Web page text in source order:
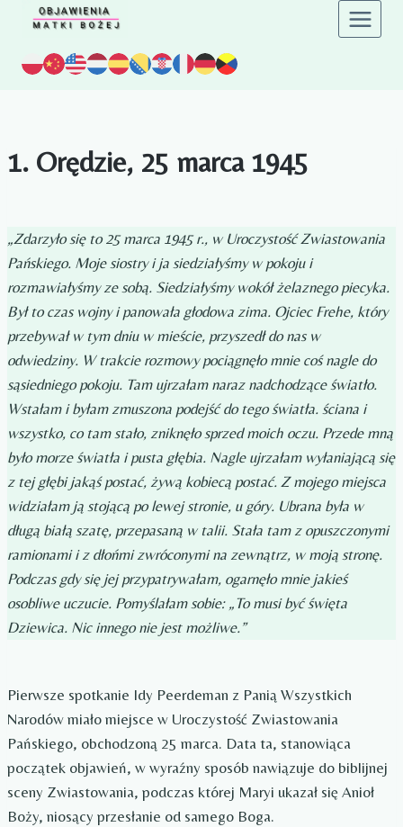
Przejdź
treści
1. Orędzie, 25 marca 1945
„Zdarzyło się to 25 marca 1945 r., w Uroczystość Zwiastowania
Pańskiego. Moje siostry i ja siedziałyśmy w pokoju i
rozmawiałyśmy ze sobą. Siedziałyśmy wokół żelaznego piecyka.
Był to czas wojny i panowała głodowa zima. Ojciec Frehe, który
przebywał w tym dniu w mieście, przyszedł do nas w
odwiedziny. W trakcie rozmowy pociągnęło mnie coś nagle do
sąsiedniego pokoju. Tam ujrzałam naraz nadchodzące światło.
Wstałam i byłam zmuszona podejść do tego światła. ściana i
wszystko, co tam stało, zniknęło sprzed moich oczu. Przede mną
było morze światła i pusta głębia. Nagle ujrzałam wyłaniającą się
z tej głębi jakąś postać, żywą kobiecą postać. Z mojego miejsca
widziałam ją stojącą po lewej stronie, u góry. Ubrana była w
długą białą szatę, przepasaną w talii. Stała tam z opuszczonymi
ramionami i z dłońmi zwróconymi na zewnątrz, w moją stronę.
Podczas gdy się jej przypatrywałam, ogarnęło mnie jakieś
osobliwe uczucie. Pomyślałam sobie: „To musi być święta
Dziewica. Nic innego nie jest możliwe.”
Pierwsze spotkanie Idy Peerdeman z Panią Wszystkich
Narodów miało miejsce w Uroczystość Zwiastowania
Pańskiego, obchodzoną 25 marca. Data ta, stanowiąca
początek objawień, w wyraźny sposób nawiązuje do biblijnej
sceny Zwiastowania, podczas której Maryi ukazał się Anioł
Boży, niosący przesłanie od samego Boga.